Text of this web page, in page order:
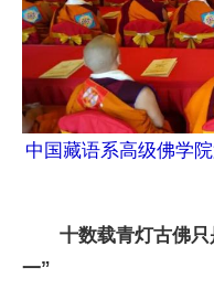
中国藏语系高级佛学
十数载青灯古佛只
一”